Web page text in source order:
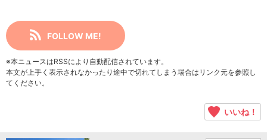
FOLLOW ME!
※本ニュースはRSSにより自動配信されています。
本文が上手く表示されなかったり途中で切れてしまう場合はリンク元を参照し
てください。
いいね！